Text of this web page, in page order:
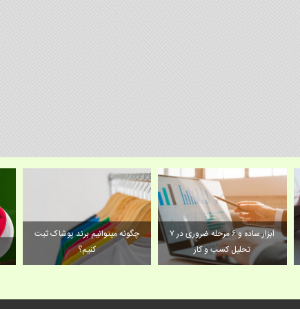
چگونه میتوانیم برند پوشاک ثبت
کنیم؟
۷ ابزار ساده و ۶ مرحله ضروری در
تحلیل کسب و کار